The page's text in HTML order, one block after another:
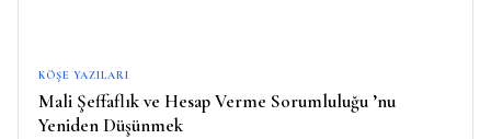
KÖŞE YAZILARI
Mali Şeffaflık ve Hesap Verme Sorumluluğu ’nu
Yeniden Düşünmek